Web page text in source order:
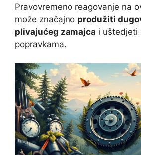
Pravovremeno reagovanje na
može značajno produžiti
plivajućeg zamajca i uštedjeti
popravkama.